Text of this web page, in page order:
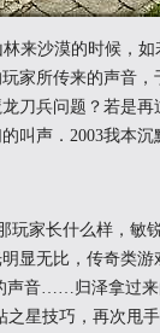
来沙漠的时候，
家所传来的声音
刀兵问题？若是
叫声．2003我本
玩家长什么样，敏
显无比，传奇类
声音……归泽拿过
之星技巧，再次甩